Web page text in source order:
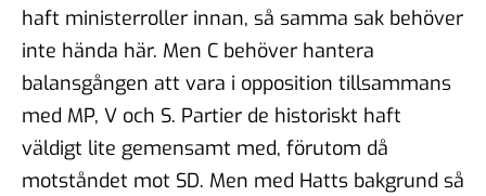
haft ministerroller innan, så samma sak behöver
inte hända här. Men C behöver hantera
balansgången att vara i opposition tillsammans
med MP, V och S. Partier de historiskt haft
väldigt lite gemensamt med, förutom då
motståndet mot SD. Men med Hatts bakgrund så